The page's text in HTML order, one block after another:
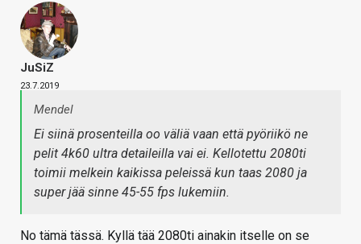
JuSiZ
23.7.2019
Mendel
Ei siinä prosenteilla oo väliä vaan että pyöriikö ne
pelit 4k60 ultra detaileilla vai ei. Kellotettu 2080ti
toimii melkein kaikissa peleissä kun taas 2080 ja
super jää sinne 45-55 fps lukemiin.
No tämä tässä. Kyllä tää 2080ti ainakin itselle on se